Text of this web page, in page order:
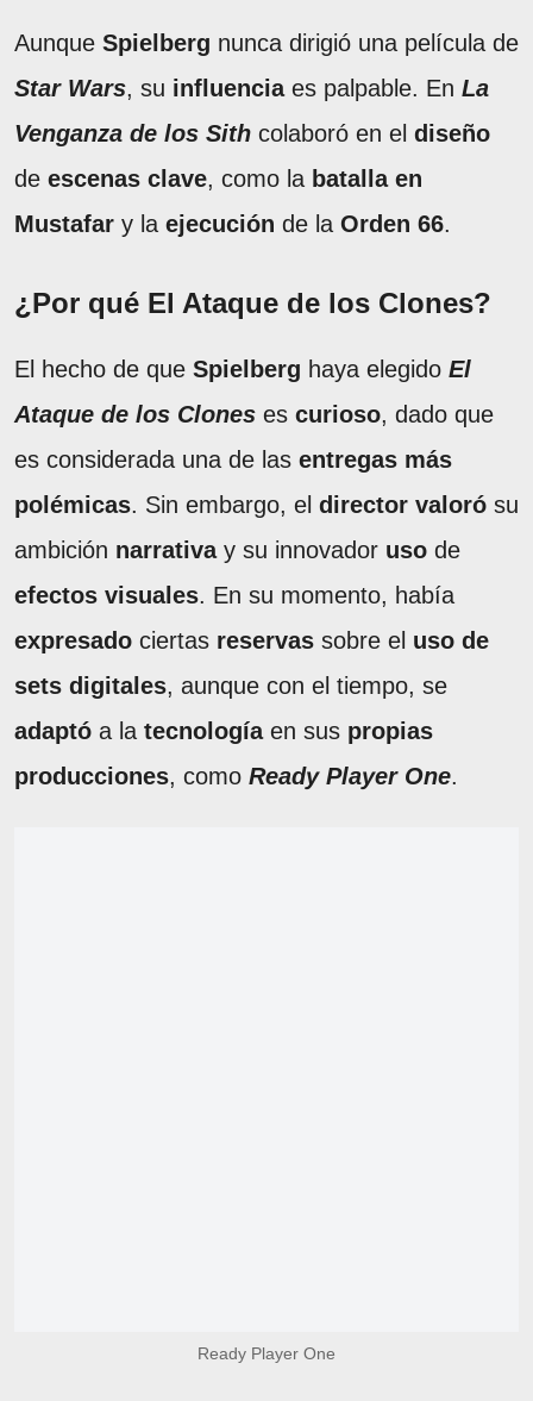
Aunque Spielberg nunca dirigió una película de
Star Wars, su influencia es palpable. En La
Venganza de los Sith colaboró en el diseño
de escenas clave, como la batalla en
Mustafar y la ejecución de la Orden 66.
¿Por qué El Ataque de los Clones?
El hecho de que Spielberg haya elegido El
Ataque de los Clones es curioso, dado que
es considerada una de las entregas más
polémicas. Sin embargo, el director valoró su
ambición narrativa y su innovador uso de
efectos visuales. En su momento, había
expresado ciertas reservas sobre el uso de
sets digitales, aunque con el tiempo, se
adaptó a la tecnología en sus propias
producciones, como Ready Player One.
Ready Player One